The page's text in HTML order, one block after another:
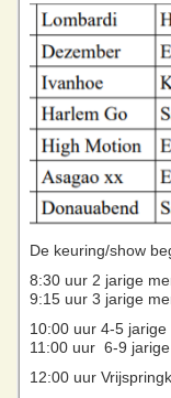
De keuring/show
8:30 uur 2 jarige
9:15 uur 3 jarige
10:00 uur 4-5 jarige
11:00 uur 6-9
12:00 uur